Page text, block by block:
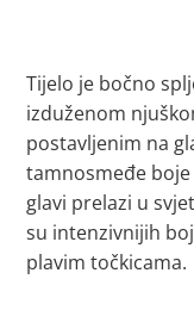
Tijelo je bočno
izduženom
postavljenim na
tamnosmeđe
glavi prelazi u
su intenzivnijih
plavim točkicama.